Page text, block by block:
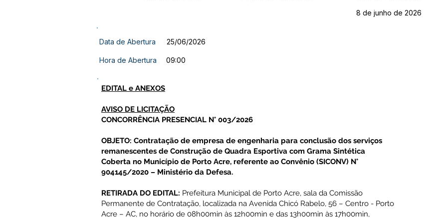
8 de junho de 2026
Data de Abertura 25/06/2026
Hora de Abertura 09:00
EDITAL e ANEXOS
AVISO DE LICITAÇÃO
CONCORRÊNCIA PRESENCIAL N° 003/2026
OBJETO: Contratação de empresa de engenharia para conclusão dos serviços
remanescentes de Construção de Quadra Esportiva com Grama Sintética
Coberta no Município de Porto Acre, referente ao Convênio (SICONV) N°
904145/2020 – Ministério da Defesa.
RETIRADA DO EDITAL: Prefeitura Municipal de Porto Acre, sala da Comissão
Permanente de Contratação, localizada na Avenida Chicó Rabelo, 56 – Centro - Porto
Acre – AC, no horário de 08h00min às 12h00min e das 13h00min às 17h00min,